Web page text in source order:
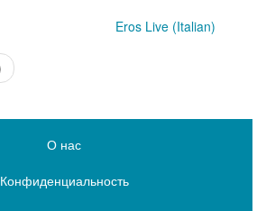
Eros Live (Italian)
О нас
Конфиденциальность